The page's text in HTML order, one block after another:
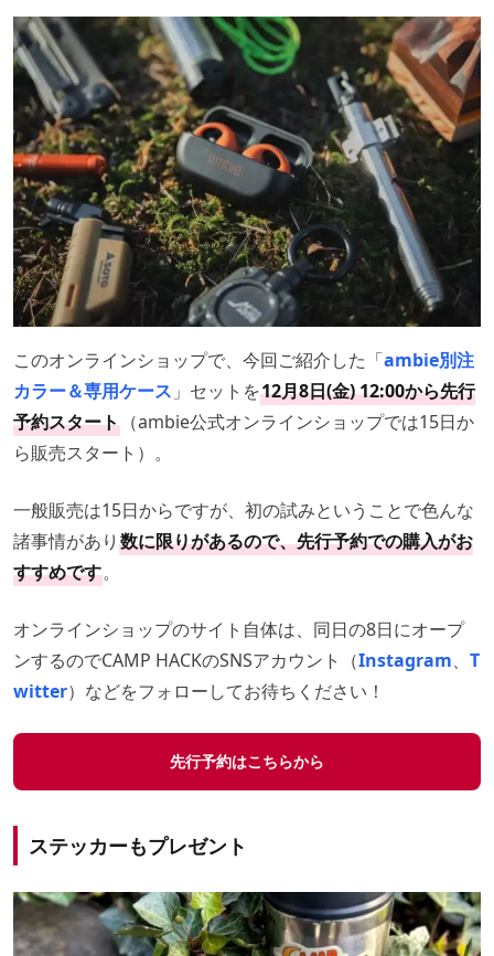
このオンラインショップで、今回ご紹介した「ambie別注
カラー＆専用ケース 」セットを12月8日(金) 12:00から先行
予約スタート （ambie公式オンラインショップでは15日か
ら販売スタート）。
一般販売は15日からですが、初の試みということで色んな
諸事情があり 数に限りがあるので、先行予約での購入がお
すすめです。
オンラインショップのサイト自体は、同日の8日にオープ
ンするのでCAMP HACKのSNSアカウント（Instagram、 T
witter）などをフォローしてお待ちください！
先行予約はこちらから
ステッカーもプレゼント